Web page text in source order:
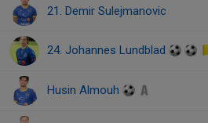
21. Demir Sulejmanovic
24. Johannes Lundblad
Husin Almouh